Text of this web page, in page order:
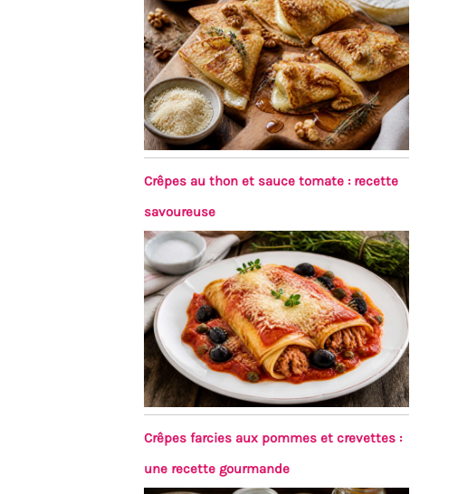
Crêpes au thon et sauce tomate : recette
savoureuse
Crêpes farcies aux pommes et crevettes :
une recette gourmande